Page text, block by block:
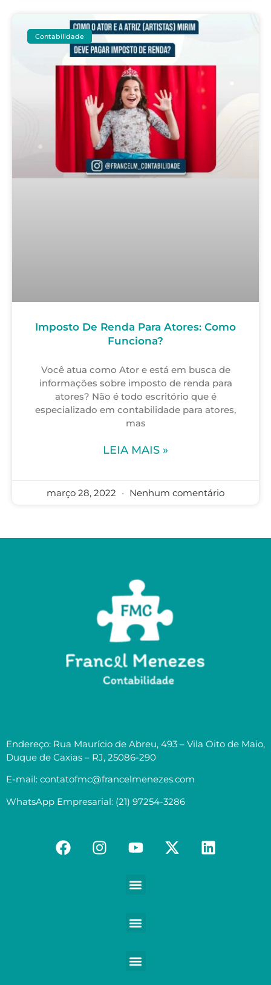
Contabilidade
Imposto De Renda Para Atores: Como
Funciona?
Você atua como Ator e está em busca de
informações sobre imposto de renda para
atores? Não é todo escritório que é
especializado em contabilidade para atores,
mas
LEIA MAIS »
março 28, 2022 Nenhum comentário
Endereço: Rua Maurício de Abreu, 493 – Vila Oito de Maio,
Duque de Caxias – RJ, 25086-290
E-mail: contatofmc@francelmenezes.com
WhatsApp Empresarial: (21) 97254-3286